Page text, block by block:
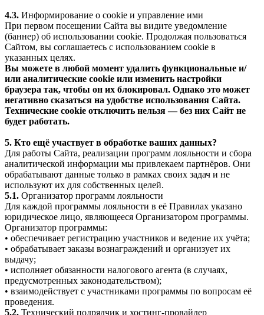
4.3. Информирование о cookie и управление ими
При первом посещении Сайта вы видите уведомление
(баннер) об использовании cookie. Продолжая пользоваться
Сайтом, вы соглашаетесь с использованием cookie в
указанных целях.
Вы можете в любой момент удалить функциональные и/
или аналитические cookie или изменить настройки
браузера так, чтобы он их блокировал. Однако это может
негативно сказаться на удобстве использования Сайта.
Технические cookie отключить нельзя — без них Сайт не
будет работать.
5. Кто ещё участвует в обработке ваших данных?
Для работы Сайта, реализации программ лояльности и сбора
аналитической информации мы привлекаем партнёров. Они
обрабатывают данные только в рамках своих задач и не
используют их для собственных целей.
5.1. Организатор программ лояльности
Для каждой программы лояльности в её Правилах указано
юридическое лицо, являющееся Организатором программы.
Организатор программы:
• обеспечивает регистрацию участников и ведение их учёта;
• обрабатывает заказы вознаграждений и организует их
выдачу;
• исполняет обязанности налогового агента (в случаях,
предусмотренных законодательством);
• взаимодействует с участниками программы по вопросам её
проведения.
5.2. Технический подрядчик и хостинг-провайдер